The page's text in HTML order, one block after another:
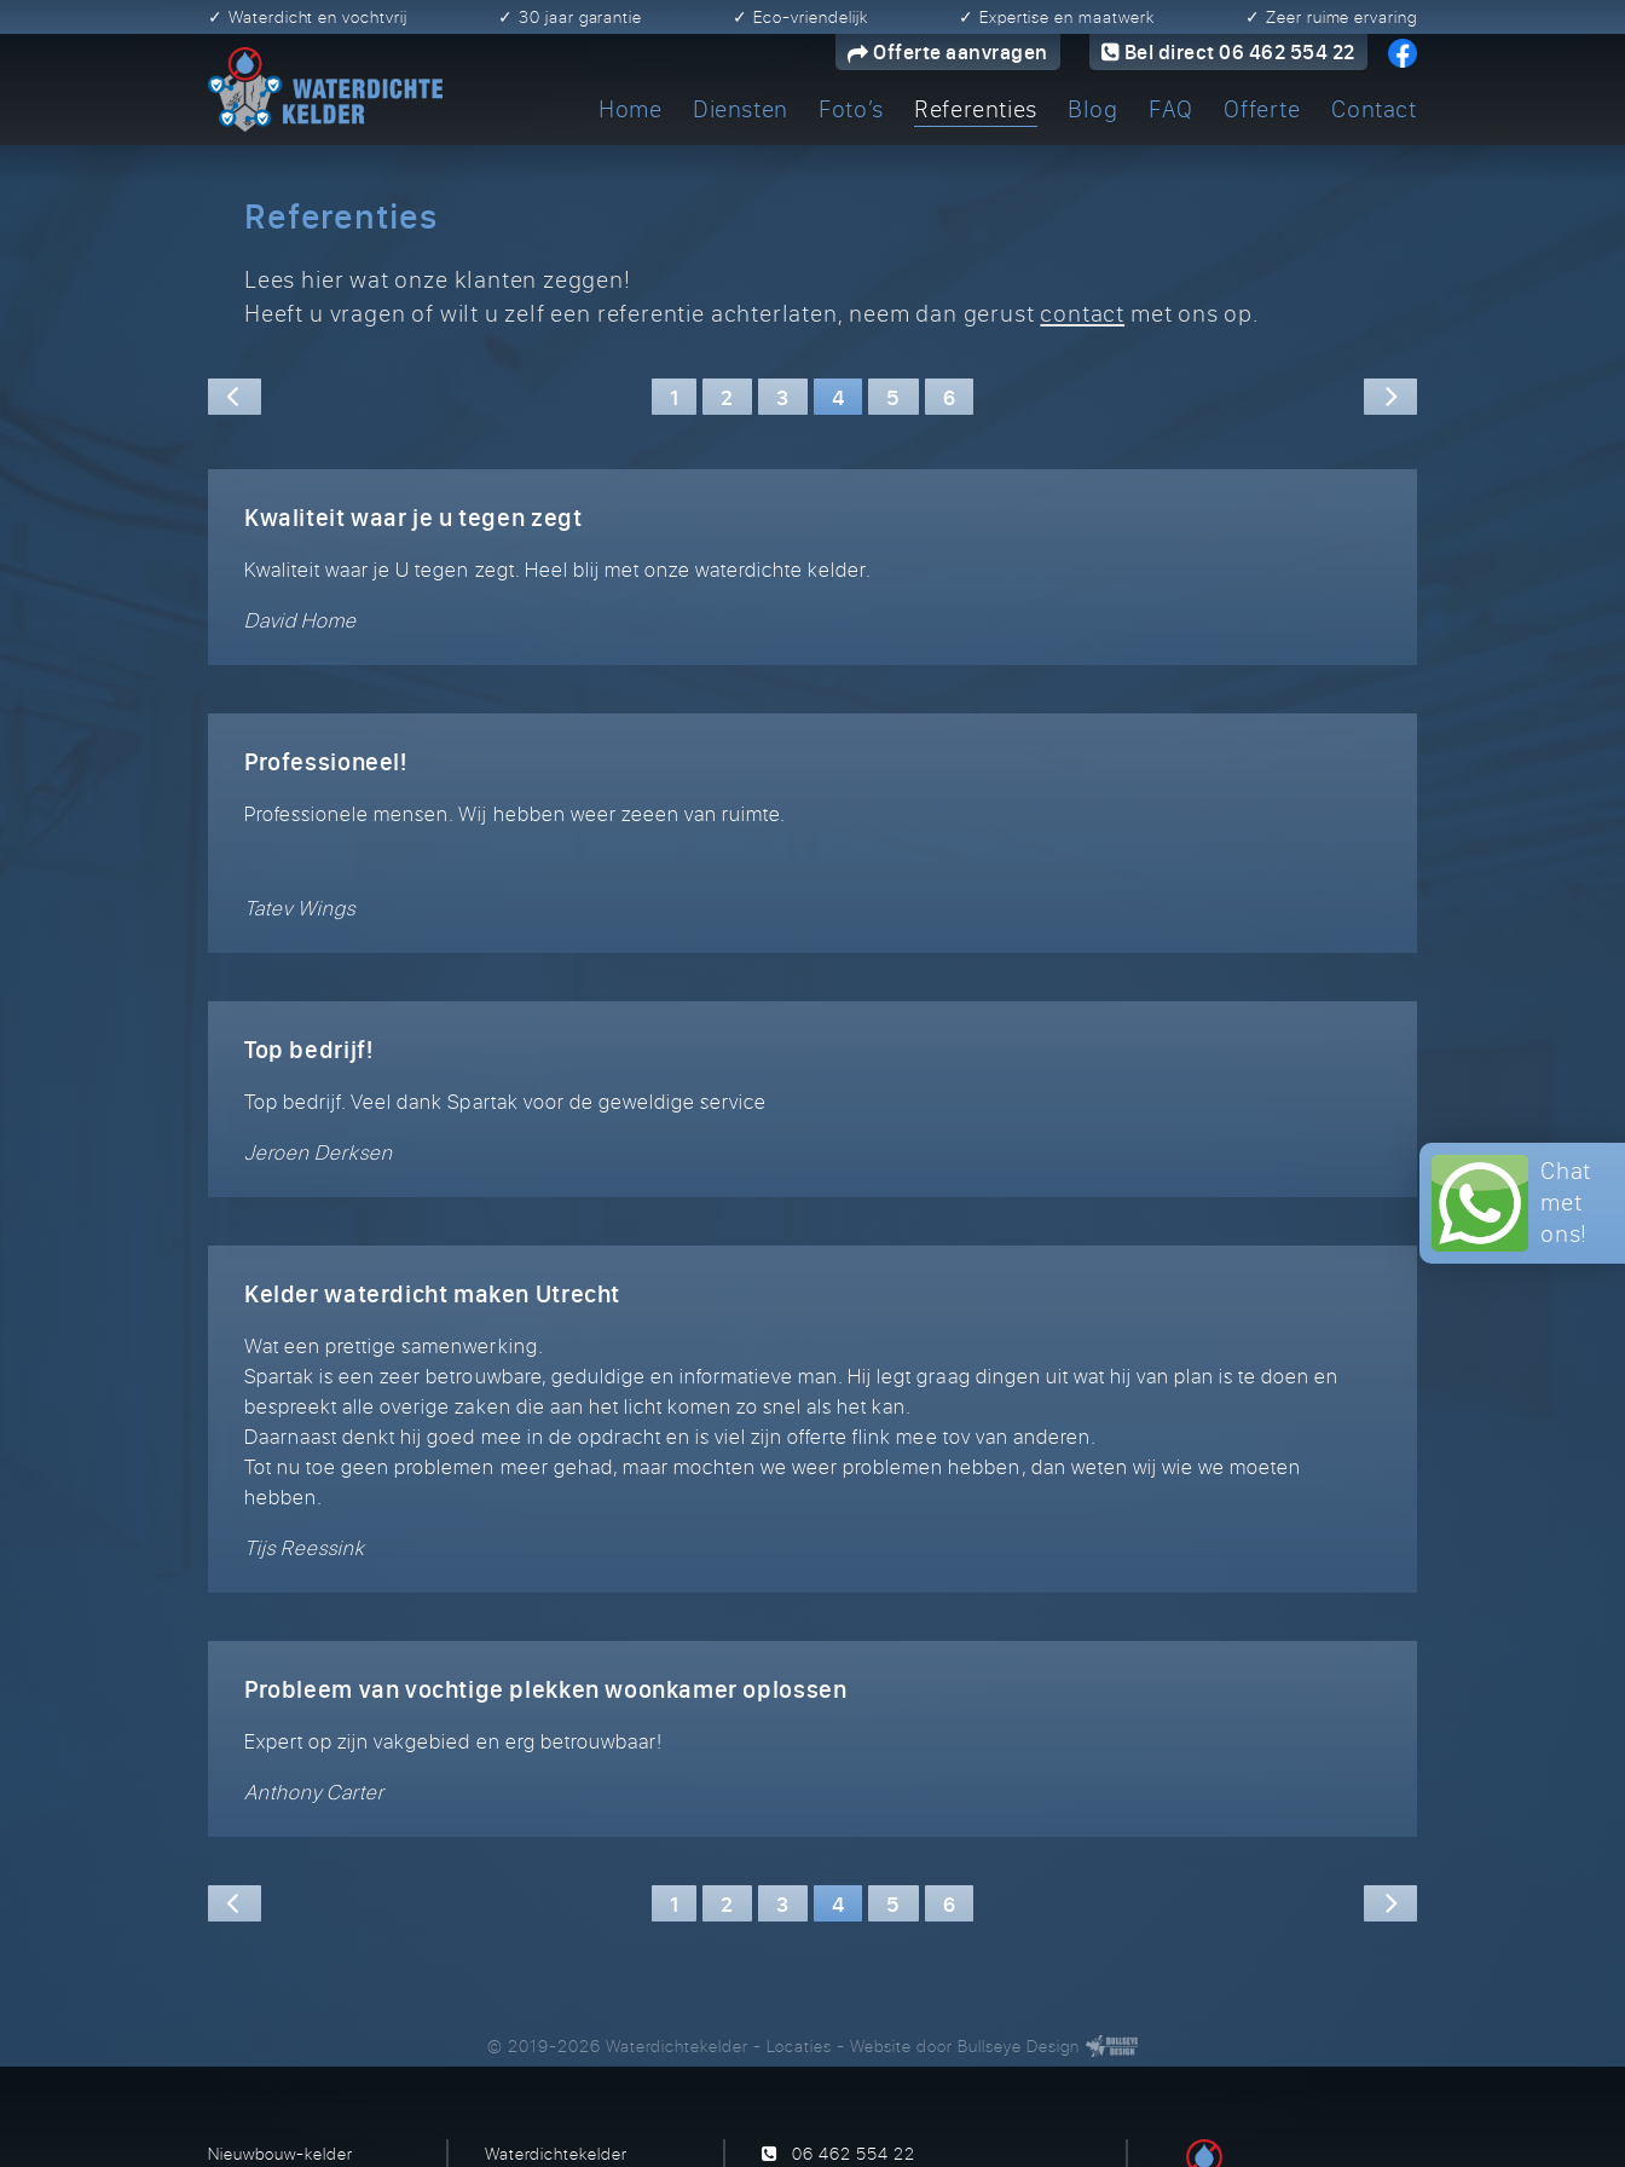
Chat
met
ons!
Bel direct 06 462 554 22
Offerte aanvragen
✓ Waterdicht en vochtvrij ✓ 30 jaar garantie ✓ Eco-vriendelijk ✓ Expertise en maatwerk ✓ Zeer ruime ervaring
Home Diensten Foto’s Referenties Blog FAQ Offerte Contact
Referenties
Lees hier wat onze klanten zeggen!
Heeft u vragen of wilt u zelf een referentie achterlaten, neem dan gerust contact met ons op.
1 2 3 4 5 6
Kwaliteit waar je u tegen zegt
Kwaliteit waar je U tegen zegt. Heel blij met onze waterdichte kelder.
David Home
Professioneel!
Professionele mensen. Wij hebben weer zeeen van ruimte.
Tatev Wings
Top bedrijf!
Top bedrijf. Veel dank Spartak voor de geweldige service
Jeroen Derksen
Kelder waterdicht maken Utrecht
Wat een prettige samenwerking.
Spartak is een zeer betrouwbare, geduldige en informatieve man. Hij legt graag dingen uit wat hij van plan is te doen en
bespreekt alle overige zaken die aan het licht komen zo snel als het kan.
Daarnaast denkt hij goed mee in de opdracht en is viel zijn offerte flink mee tov van anderen.
Tot nu toe geen problemen meer gehad, maar mochten we weer problemen hebben, dan weten wij wie we moeten
hebben.
Tijs Reessink
Probleem van vochtige plekken woonkamer oplossen
Expert op zijn vakgebied en erg betrouwbaar!
Anthony Carter
1 2 3 4 5 6
© 2019-2026 Waterdichtekelder - Locaties - Website door Bullseye Design
Nieuwbouw-kelder Waterdichtekelder 06 462 554 22